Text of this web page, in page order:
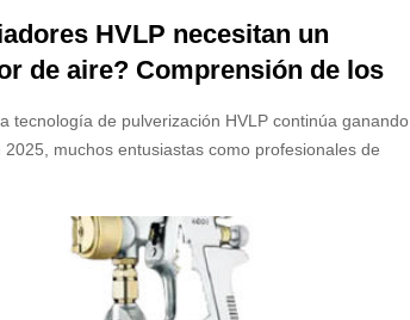
HVLP necesitan un
de aire? Comprensión de los
tecnología de pulverización HVLP continúa ganando
2025, muchos entusiastas como profesionales de
y comprender esta distinción es clave para elegir
para su proyecto.